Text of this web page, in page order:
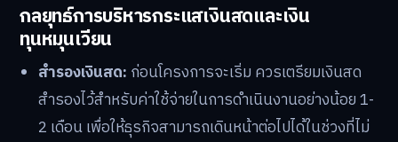
กลยุทธ์การบริหารกระแสเงินสดและเงิน
ทุนหมุนเวียน
สำรองเงินสด: ก่อนโครงการจะเริ่ม ควรเตรียมเงินสด
สำรองไว้สำหรับค่าใช้จ่ายในการดำเนินงานอย่างน้อย 1-
2 เดือน เพื่อให้ธุรกิจสามารถเดินหน้าต่อไปได้ในช่วงที่ไม่